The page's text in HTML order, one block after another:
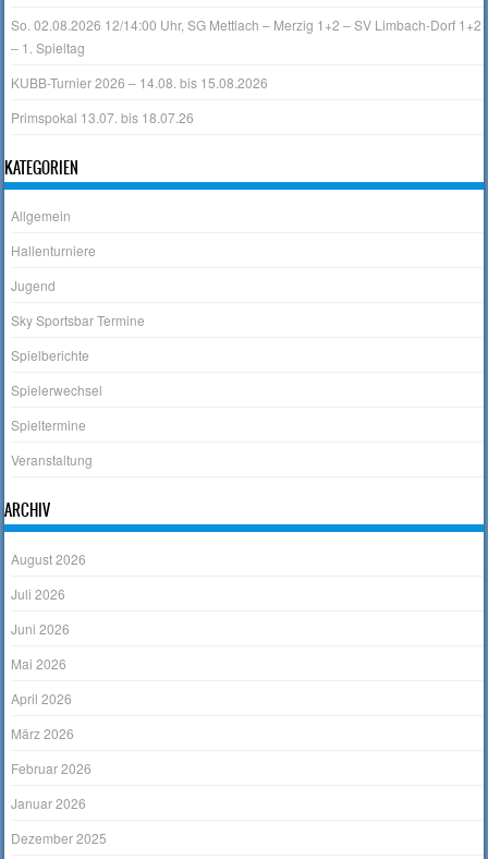
So. 02.08.2026 12/14:00 Uhr, SG Mettlach – Merzig 1+2 – SV Limbach-Dorf 1+2
– 1. Spieltag
KUBB-Turnier 2026 – 14.08. bis 15.08.2026
Primspokal 13.07. bis 18.07.26
KATEGORIEN
Allgemein
Hallenturniere
Jugend
Sky Sportsbar Termine
Spielberichte
Spielerwechsel
Spieltermine
Veranstaltung
ARCHIV
August 2026
Juli 2026
Juni 2026
Mai 2026
April 2026
März 2026
Februar 2026
Januar 2026
Dezember 2025